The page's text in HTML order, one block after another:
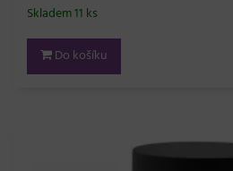
Skladem 11 ks
Do košíku